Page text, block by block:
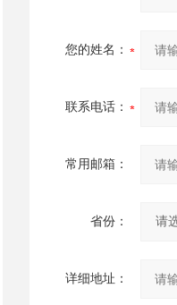
您的姓名：
联系电话：
常用邮箱：
省份：
详细地址：